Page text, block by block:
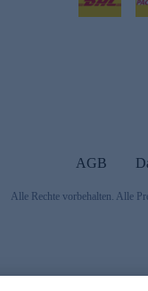
AGB
Alle Rechte vorbehalten. Alle